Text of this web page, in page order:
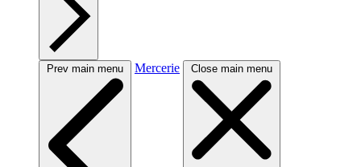
Prev main menu Mercerie Close main menu